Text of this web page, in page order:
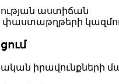
աստիճան
իրավունքների